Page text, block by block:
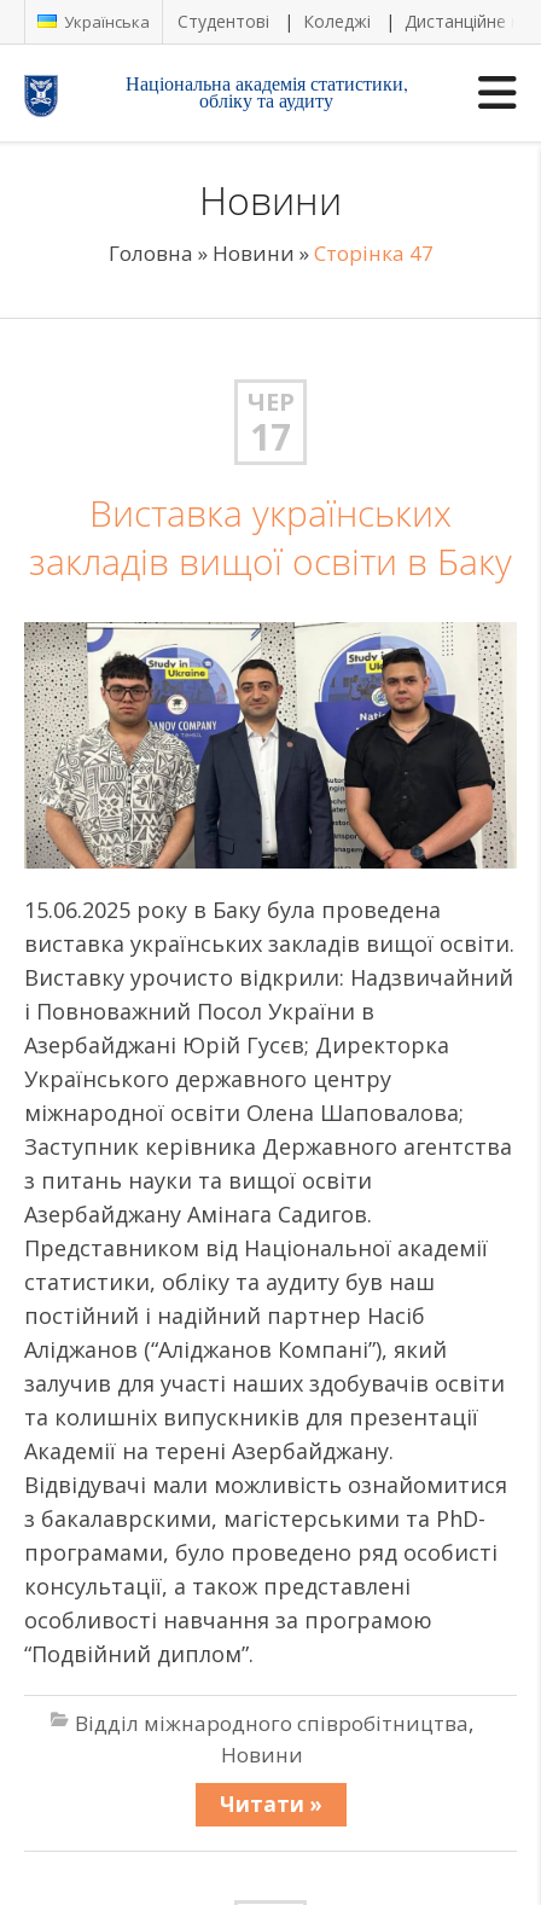
Українська Студентові Коледжі Дистанційне
Національна академія статистики,
обліку та аудиту
Новини
Головна » Новини »Сторінка 47
ЧЕР
17
Виставка українських
закладів вищої освіти в Баку
15.06.2025 року в Баку була проведена
виставка українських закладів вищої освіти.
Виставку урочисто відкрили: Надзвичайний
і Повноважний Посол України в
Азербайджані Юрій Гусєв; Директорка
Українського державного центру
міжнародної освіти Олена Шаповалова;
Заступник керівника Державного агентства
з питань науки та вищої освіти
Азербайджану Амінага Садигов.
Представником від Національної академії
статистики, обліку та аудиту був наш
постійний і надійний партнер Насіб
Аліджанов (“Аліджанов Компані”), який
залучив для участі наших здобувачів освіти
та колишніх випускників для презентації
Академії на терені Азербайджану.
Відвідувачі мали можливість ознайомитися
з бакалаврскими, магістерськими та PhD-
програмами, було проведено ряд особисті
консультації, а також представлені
особливості навчання за програмою
“Подвійний диплом”.
Відділ міжнародного співробітництва,
Новини
Читати »